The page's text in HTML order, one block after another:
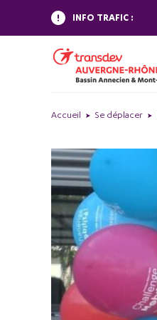
INFO TRAFIC :
Accueil Se déplacer